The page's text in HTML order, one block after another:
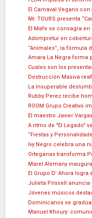
El Carnaval Vegano
Mr. TOURS presenta
El Mafe se consagra
Adompretur en
“Animales”, la fórmula
Amara La Negra forma
Cuales son los
Destrucción Masiva
La Insuperable
Rubby Perez recibe
ROOM Grupo Creativo
El maestro Javier
A ritmo de "El Legado"
“Fiestas y
Ivy Negro celebra una
Ortegarias transforma
Marel Alemany
El Grupo D’ Ahora
Julieta Prissell anuncia
Jóvenes músicos
Dominicanos se
Manuel Khoury: